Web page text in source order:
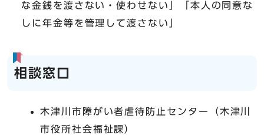
な金銭を渡さない・使わせない」「本人の同意な
しに年金等を管理して渡さない」
相談窓口
木津川市障がい者虐待防止センター（木津川
市役所社会福祉課）